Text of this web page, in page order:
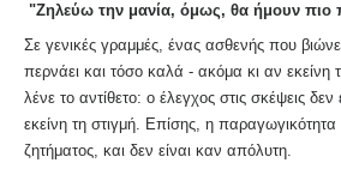
"Ζηλεύω την μανία, όμως, θα ήμουν πιο
Σε γενικές γραμμές, ένας ασθενής που
περνάει και τόσο καλά - ακόμα κι αν εκείνη
λένε το αντίθετο: ο έλεγχος στις σκέψεις δεν
εκείνη τη στιγμή. Επίσης, η παραγωγικότητα
ζητήματος, και δεν είναι καν απόλυτη.